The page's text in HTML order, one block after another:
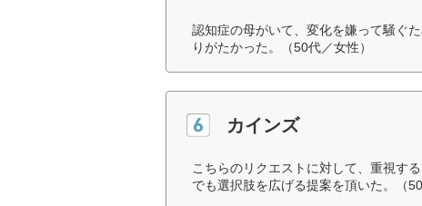
認知症の母がいて、変化を嫌って騒ぐ
りがたかった。（50代／女性）
カインズ
こちらのリクエストに対して、重視す
でも選択肢を広げる提案を頂いた。（50